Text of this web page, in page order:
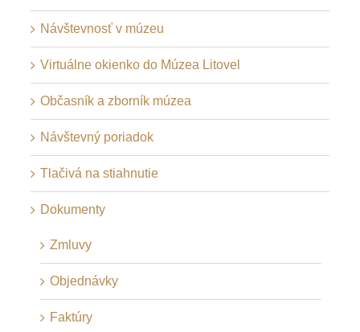
Návštevnosť v múzeu
Virtuálne okienko do Múzea Litovel
Občasník a zborník múzea
Návštevný poriadok
Tlačivá na stiahnutie
Dokumenty
Zmluvy
Objednávky
Faktúry